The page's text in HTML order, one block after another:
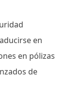
en
en pólizas
de